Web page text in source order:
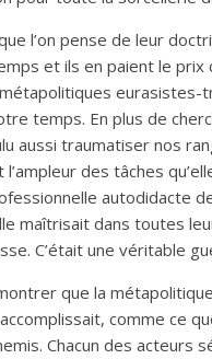
l’on pense de leur
et ils en paient le prix
eurasistes-
temps. En plus de
aussi traumatiser nos
des tâches
autodidacte
maîtrisait dans toutes
C’était une véritable
que la
comme ce
Chacun des acteurs